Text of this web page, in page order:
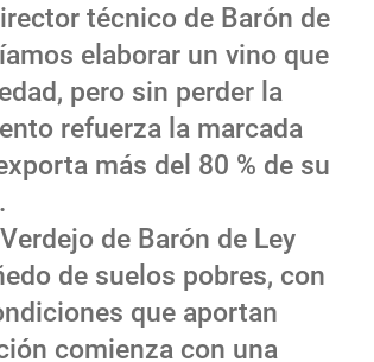
técnico de Barón de
elaborar un vino que
pero sin perder la
refuerza la marcada
más del 80 % de su
de Barón de Ley
de suelos pobres, con
que aportan
comienza con una